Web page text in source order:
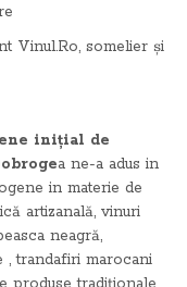
Vinul.Ro, somelier și
inițial de
a ne-a adus in
in materie de
artizanală, vinuri
neagră,
, trandafiri marocani